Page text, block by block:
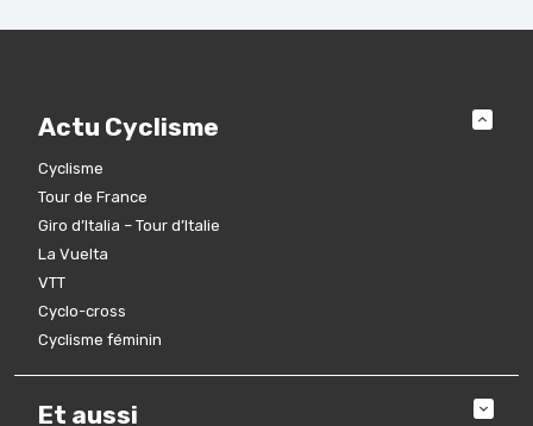
Actu Cyclisme
Cyclisme
Tour de France
Giro d’Italia – Tour d’Italie
La Vuelta
VTT
Cyclo-cross
Cyclisme féminin
Et aussi